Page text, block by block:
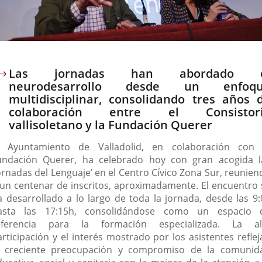
Las jornadas han abordado
neurodesarrollo desde un
multidisciplinar, consolidando tres años
colaboración entre el
vallisoletano y la Fundación Querer
Ayuntamiento de Valladolid, en colaboración con
Querer, ha celebrado hoy con gran acogida
del Lenguaje’ en el Centro Cívico Zona Sur,
centenar de inscritos, aproximadamente. El encuentro
desarrollado a lo largo de toda la jornada, desde las
las 17:15h, consolidándose como un espacio
para la formación especializada. La
y el interés mostrado por los asistentes
creciente preocupación y compromiso de la